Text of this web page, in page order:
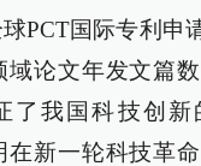
PCT国际专利申
域论文年发文篇
了我国科技创新
在新一轮科技革